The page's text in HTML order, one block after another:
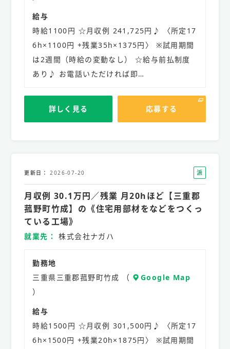
給与
時給1100円 ☆月収例 241,725円♪ 〈所定17
6h×1100円 +残業35h×1375円〉 ※試用期間
は2週間（時給の変動なし） ☆給与前払制度
あり♪ お電話いただければ即…
詳しく見る 応募する
更新日 2026-07-20
派
遣
社
員
月収例 30.1万円／残業 月20hほど【三重郡
菰野町竹成】の《住宅用部材をなどをつくっ
ている工場》
就業先 株式会社ナガハ
勤務地
三重県三重郡菰野町竹成 （
Google Map
）
給与
時給1500円 ☆月収例 301,500円♪ 〈所定17
6h×1500円 +残業20h×1875円〉 ※試用期間